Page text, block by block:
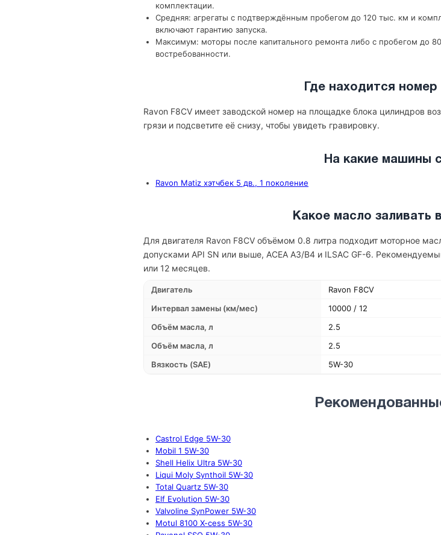
комплектации.
Средняя: агрегаты с подтверждённым пробегом до 120 тыс. км и
включают гарантию запуска.
Максимум: моторы после капитального ремонта либо с пробегом до
востребованности.
Где находится номер
Ravon F8CV имеет заводской номер на площадке блока цилиндров
грязи и подсветите её снизу, чтобы увидеть гравировку.
На какие машины
Ravon Matiz хэтчбек 5 дв., 1 поколение
Какое масло заливать
Для двигателя Ravon F8CV объёмом 0.8 литра подходит моторное
допусками API SN или выше, ACEA A3/B4 и ILSAC GF-6.
или 12 месяцев.
Двигатель
Ravon F8CV
Интервал замены (км/мес)
10000 / 12
Объём масла, л
2.5
Объём масла, л
2.5
Вязкость (SAE)
5W-30
Castrol Edge 5W-30
Mobil 1 5W-30
Shell Helix Ultra 5W-30
Liqui Moly Synthoil 5W-30
Total Quartz 5W-30
Elf Evolution 5W-30
Valvoline SynPower 5W-30
Motul 8100 X-cess 5W-30